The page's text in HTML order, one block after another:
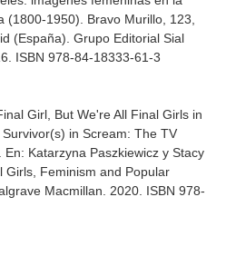
(1800-1950) . Bravo Murillo, 123,
(España). Grupo Editorial Sial
ISBN 978-84-18333-61-3
Girl, But We're All Final Girls in
in Scream: The TV
En: Katarzyna Paszkiewicz y Stacy
Girls, Feminism and Popular
Macmillan. 2020. ISBN 978-